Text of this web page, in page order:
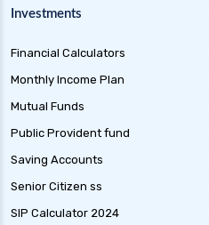
Investments
Financial Calculators
Monthly Income Plan
Mutual Funds
Public Provident fund
Saving Accounts
Senior Citizen ss
SIP Calculator 2024